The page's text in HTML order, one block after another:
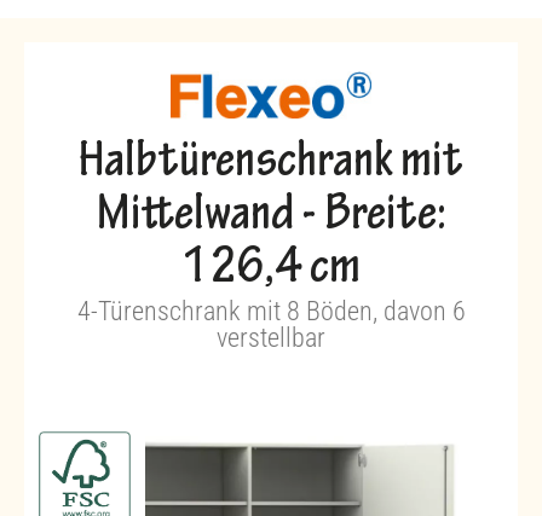
Halbtürenschrank mit
Mittelwand - Breite:
126,4 cm
4-Türenschrank mit 8 Böden, davon 6
verstellbar